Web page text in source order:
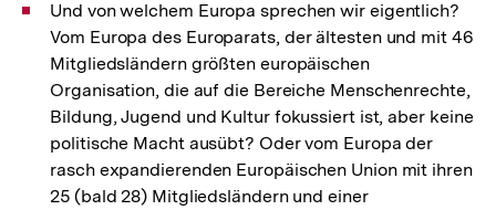
Und von welchem Europa sprechen wir eigentlich?
Vom Europa des Europarats, der ältesten und mit 46
Mitgliedsländern größten europäischen
Organisation, die auf die Bereiche Menschenrechte,
Bildung, Jugend und Kultur fokussiert ist, aber keine
politische Macht ausübt? Oder vom Europa der
rasch expandierenden Europäischen Union mit ihren
25 (bald 28) Mitgliedsländern und einer